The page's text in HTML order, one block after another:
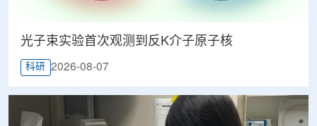
光子束实验首次观测到反K介子原子核
科研 2026-08-07